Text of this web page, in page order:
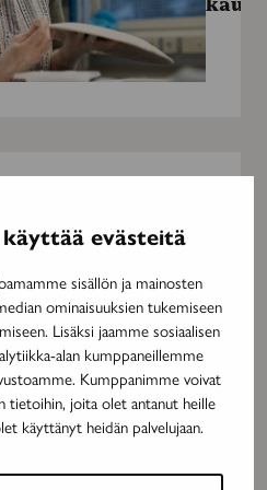
evästeitä
sisällön ja mainosten
ominaisuuksien tukemiseen
Lisäksi jaamme sosiaalisen
alan kumppaneillemme
Kumppanimme voivat
tietoihin, joita olet antanut heille
käyttänyt heidän palvelujaan.
isä